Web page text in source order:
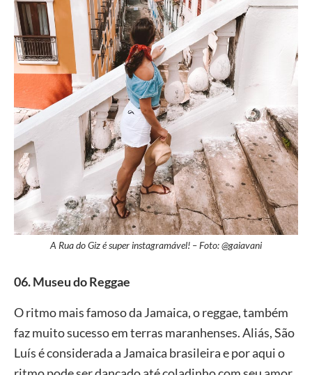
A Rua do Giz é super instagramável! – Foto: @gaiavani
06. Museu do Reggae
O ritmo mais famoso da Jamaica, o reggae, também
faz muito sucesso em terras maranhenses. Aliás, São
Luís é considerada a Jamaica brasileira e por aqui o